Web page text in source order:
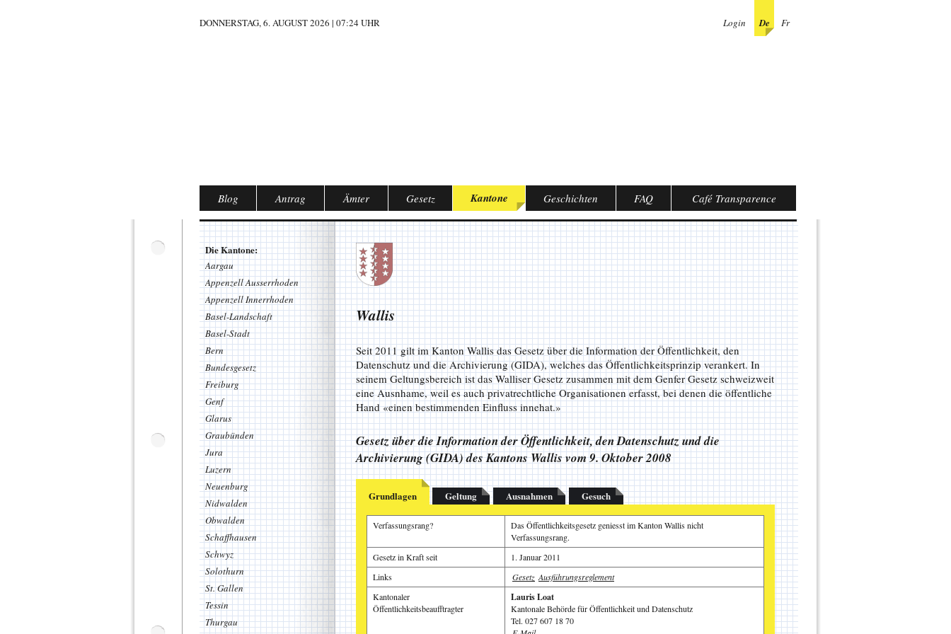
DONNERSTAG, 6. AUGUST 2026 | 07:24 UHR Login De Fr
Blog Antrag Ämter Gesetz Kantone Geschichten FAQ Café Transparence
Die Kantone:
Aargau
Appenzell Ausserrhoden
Appenzell Innerrhoden
Basel-Landschaft
Basel-Stadt
Bern
Bundesgesetz
Freiburg
Genf
Glarus
Graubünden
Jura
Luzern
Neuenburg
Nidwalden
Obwalden
Schaffhausen
Schwyz
Solothurn
St. Gallen
Tessin
Thurgau
Wallis
Seit 2011 gilt im Kanton Wallis das Gesetz über die Information der Öffentlichkeit, den
Datenschutz und die Archivierung (GIDA), welches das Öffentlichkeitsprinzip verankert. In
seinem Geltungsbereich ist das Walliser Gesetz zusammen mit dem Genfer Gesetz schweizweit
eine Ausnhame, weil es auch privatrechtliche Organisationen erfasst, bei denen die öffentliche
Hand «einen bestimmenden Einfluss innehat.»
Gesetz über die Information der Öffentlichkeit, den Datenschutz und die
Archivierung (GIDA) des Kantons Wallis vom 9. Oktober 2008
Grundlagen Geltung Ausnahmen Gesuch
Verfassungsrang?
Das Öffentlichkeitsgesetz geniesst im Kanton Wallis nicht
Verfassungsrang.
Gesetz in Kraft seit
1. Januar 2011
Links
Gesetz Ausführun­gsreglemen­t
Kantonaler
Öffentlichkeitsbeaufftragter
Lauris Loat
Kantonale Behörde für Öffentlichkeit und Datenschutz
Tel. 027 607 18 70